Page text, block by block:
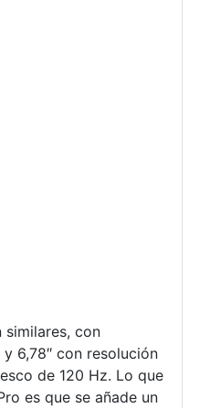
similares, con
6,78″ con resolución
de 120 Hz. Lo que
es que se añade un